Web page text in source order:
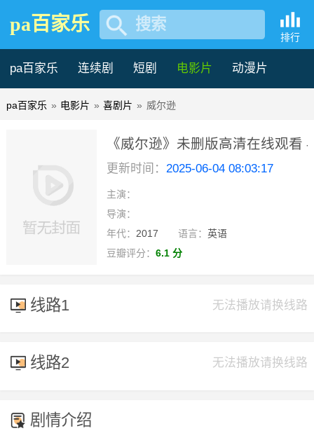
pa百家乐 搜索
排行
pa百家乐 连续剧 短剧 电影片 动漫片
记录片 综艺片
pa百家乐 » 电影片 » 喜剧片 » 威尔逊
《威尔逊》未删版高清在线观看
更新时间： 2025-06-04 08:03:17
主演：
导演：
年代： 2017 语言： 英语
豆瓣评分： 6.1 分
线路1 无法播放请换线路
线路2 无法播放请换线路
剧情介绍